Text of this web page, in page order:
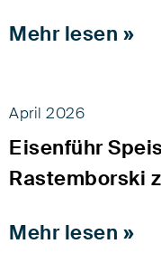
Mehr lesen »
April 2026
Eisenführ
Rastemborski
Mehr lesen »